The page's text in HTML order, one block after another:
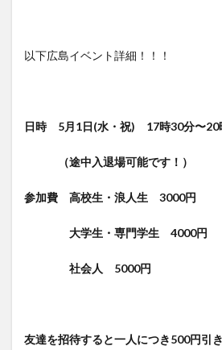
以下広島イベント詳細！！！
日時 5月1日(水・祝) 17時30分〜20
（途中入退場可能です！）
参加費 高校生・浪人生 3000円
大学生・専門学生 4000円
社会人 5000円
友達を招待すると一人につき500円引